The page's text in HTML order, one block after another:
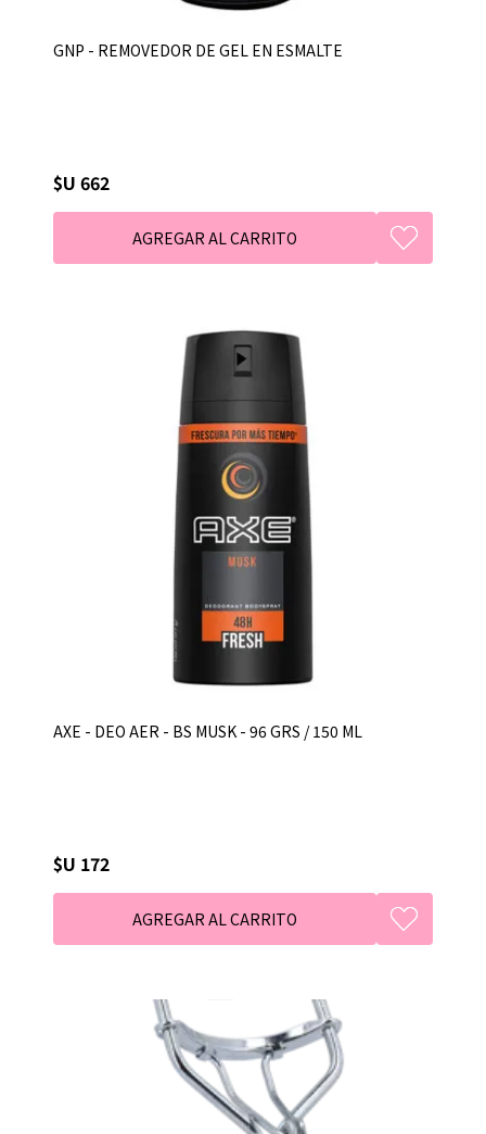
GNP - REMOVEDOR DE GEL EN ESMALTE
$U 662
AXE - DEO AER - BS MUSK - 96 GRS / 150 ML
$U 172